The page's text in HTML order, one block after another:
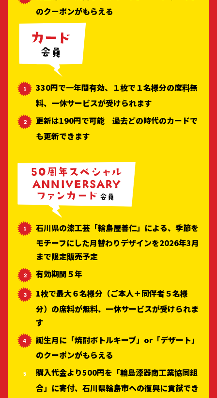
のクーポンがもらえる
330円で一年間有効、１枚で１名様分の席料無
料、一休サービスが受けられます
更新は190円で可能 過去どの時代のカードで
も更新できます
石川県の漆工芸「輪島屋善仁」による、季節を
モチーフにした月替わりデザインを2026年3月
まで限定販売予定
有効期間５年
1枚で最大６名様分（ご本人＋同伴者５名様
分）の席料が無料、一休サービスが受けられま
す
誕生月に「焼酎ボトルキープ」or「デザート」
のクーポンがもらえる
購入代金より500円を「輪島漆器商工業協同組
合」に寄付、石川県輪島市への復興に貢献でき